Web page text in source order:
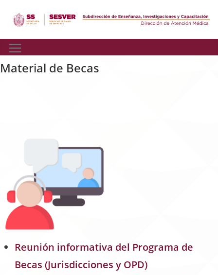
Material de Becas
Reunión informativa del Programa de
Becas (Jurisdicciones y OPD)